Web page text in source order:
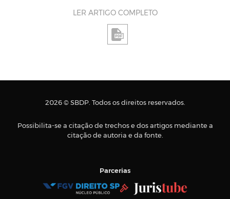
LER ARTIGO COMPLETO
2026 © SBDP. Todos os direitos reservados.
Possibilita-se a citação de trechos e dos artigos mediante a
citação de autoria e da fonte.
Parcerias